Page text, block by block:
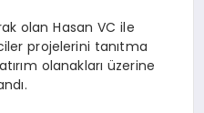
olan Hasan VC ile
projelerini tanıtma
olanakları üzerine